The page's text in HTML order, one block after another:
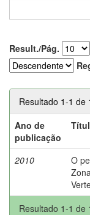
Result./Pág.
Resultado 1-1 de
Ano de
publicação
2010
O
Resultado 1-1 de